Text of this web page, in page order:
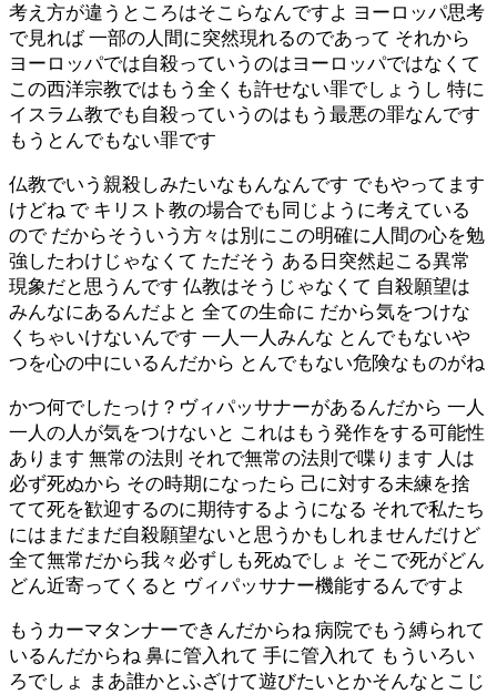
考え方が違うところはそこらなんですよ ヨーロッパ思考
で見れば 一部の人間に突然現れるのであって それから
ヨーロッパでは自殺っていうのはヨーロッパではなくて
この西洋宗教ではもう全くも許せない罪でしょうし 特に
イスラム教でも自殺っていうのはもう最悪の罪なんです
もうとんでもない罪です
仏教でいう親殺しみたいなもんなんです でもやってます
けどね で キリスト教の場合でも同じように考えている
ので だからそういう方々は別にこの明確に人間の心を勉
強したわけじゃなくて ただそう ある日突然起こる異常
現象だと思うんです 仏教はそうじゃなくて 自殺願望は
みんなにあるんだよと 全ての生命に だから気をつけな
くちゃいけないんです 一人一人みんな とんでもないや
つを心の中にいるんだから とんでもない危険なものがね
かつ何でしたっけ？ヴィパッサナーがあるんだから 一人
一人の人が気をつけないと これはもう発作をする可能性
あります 無常の法則 それで無常の法則で喋ります 人は
必ず死ぬから その時期になったら 己に対する未練を捨
てて死を歓迎するのに期待するようになる それで私たち
にはまだまだ自殺願望ないと思うかもしれませんだけど
全て無常だから我々必ずしも死ぬでしょ そこで死がどん
どん近寄ってくると ヴィパッサナー機能するんですよ
もうカーマタンナーできんだからね 病院でもう縛られて
いるんだからね 鼻に管入れて 手に管入れて もういろい
ろでしょ まあ誰かとふざけて遊びたいとかそんなとこじ